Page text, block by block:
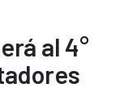
al 4°